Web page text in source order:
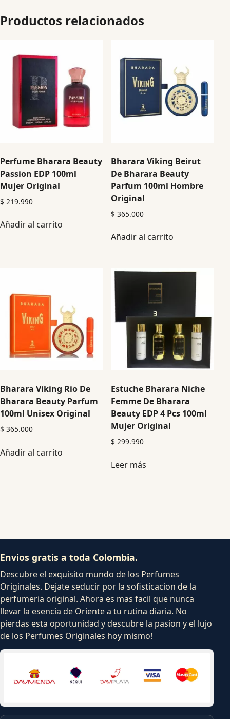
Productos relacionados
Perfume Bharara Beauty
Passion EDP 100ml
Mujer Original
$ 219.990
Añadir al carrito
Bharara Viking Beirut
De Bharara Beauty
Parfum 100ml Hombre
Original
$ 365.000
Añadir al carrito
Bharara Viking Rio De
Bharara Beauty Parfum
100ml Unisex Original
$ 365.000
Añadir al carrito
Estuche Bharara Niche
Femme De Bharara
Beauty EDP 4 Pcs 100ml
Mujer Original
$ 299.990
Leer más
Envios gratis a toda Colombia.
Descubre el exquisito mundo de los Perfumes
Originales. Dejate seducir por la sofisticacion de la
perfumeria original. Ahora es mas facil que nunca
llevar la esencia de Oriente a tu rutina diaria. No
pierdas esta oportunidad y descubre la pasion y el lujo
de los Perfumes Originales hoy mismo!